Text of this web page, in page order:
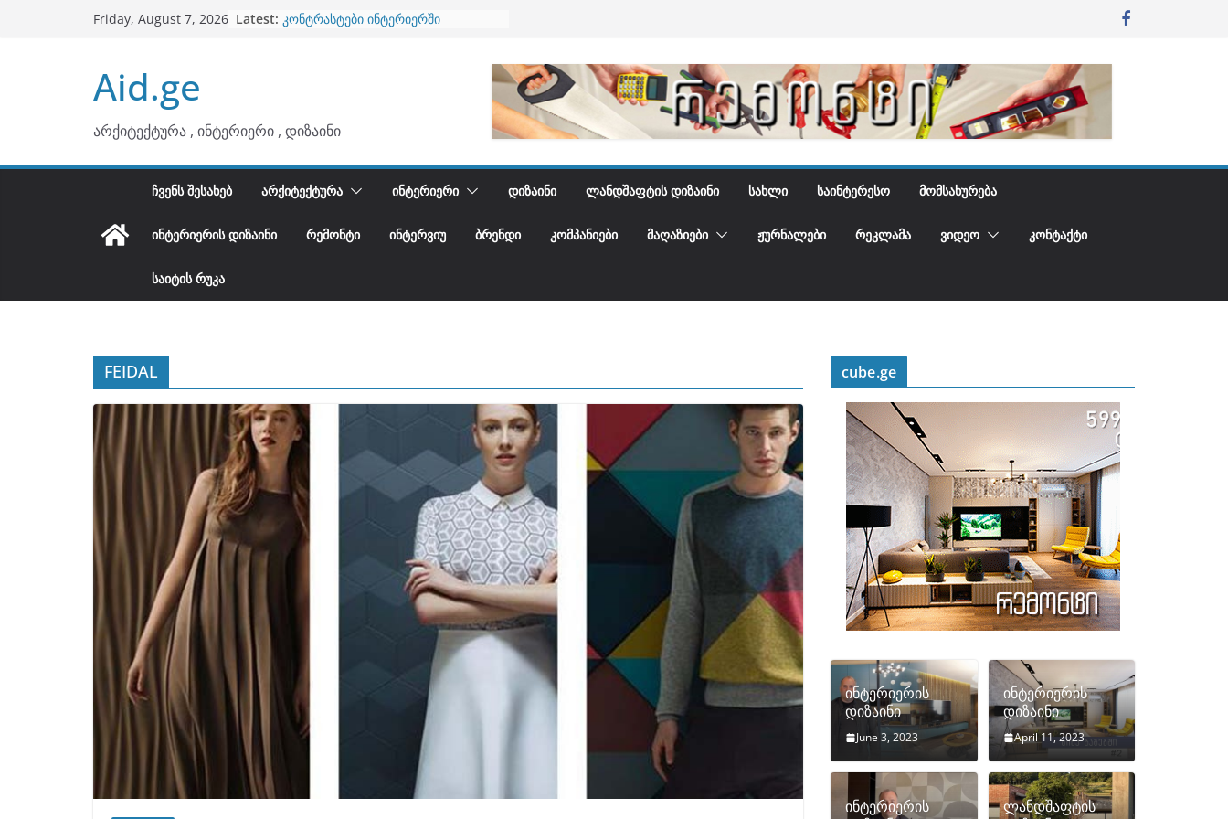
Friday, August 7, 2026 Latest: კონტრასტები ინტერიერში
Aid.ge
არქიტექტურა , ინტერიერი , დიზაინი
ᲩᲕᲔᲜᲡ ᲨᲔᲡᲐᲮᲔᲑ ᲐᲠᲥᲘᲢᲔᲥᲢᲣᲠᲐ ᲘᲜᲢᲔᲠᲘᲔᲠᲘ ᲓᲘᲖᲐᲘᲜᲘ ᲚᲐᲜᲓᲨᲐᲤᲢᲘᲡ ᲓᲘᲖᲐᲘᲜᲘ ᲡᲐᲮᲚᲘ ᲡᲐᲘᲜᲢᲔᲠᲔᲡᲝ ᲛᲝᲛᲡᲐᲮᲣᲠᲔᲑᲐ
ᲘᲜᲢᲔᲠᲘᲔᲠᲘᲡ ᲓᲘᲖᲐᲘᲜᲘ ᲠᲔᲛᲝᲜᲢᲘ ᲘᲜᲢᲔᲠᲕᲘᲣ ᲑᲠᲔᲜᲓᲘ ᲙᲝᲛᲞᲐᲜᲘᲔᲑᲘ ᲛᲐᲦᲐᲖᲘᲔᲑᲘ ᲟᲣᲠᲜᲐᲚᲔᲑᲘ ᲠᲔᲙᲚᲐᲛᲐ ᲕᲘᲓᲔᲝ ᲙᲝᲜᲢᲐᲥᲢᲘ
ᲡᲐᲘᲢᲘᲡ ᲠᲣᲙᲐ
FEIDAL cube.ge
ინტერიერის
დიზაინი
June 3, 2023
ინტერიერის
დიზაინი
April 11, 2023
ინტერიერის
ლანდშაფტის